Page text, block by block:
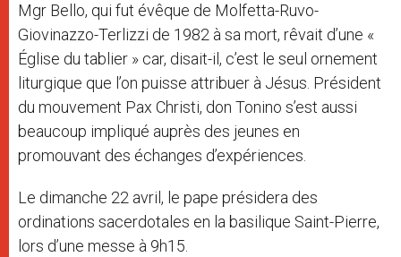
Mgr Bello, qui fut évêque de Molfetta-Ruvo-
Giovinazzo-Terlizzi de 1982 à sa mort, rêvait d’une «
Église du tablier » car, disait-il, c’est le seul ornement
liturgique que l’on puisse attribuer à Jésus. Président
du mouvement Pax Christi, don Tonino s’est aussi
beaucoup impliqué auprès des jeunes en
promouvant des échanges d’expériences.
Le dimanche 22 avril, le pape présidera des
ordinations sacerdotales en la basilique Saint-Pierre,
lors d’une messe à 9h15.